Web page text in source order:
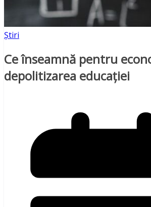
Știri
Ce înseamnă pentru
depolitizarea educației